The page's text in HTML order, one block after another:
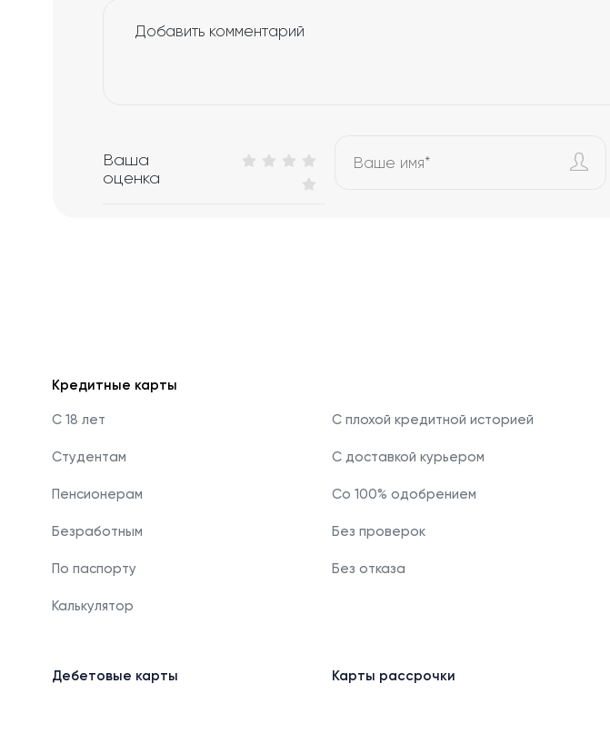
Ваша
оценка
Кредитные карты
С 18 лет С плохой кредитной историей
Студентам С доставкой курьером
Пенсионерам Со 100% одобрением
Безработным Без проверок
По паспорту Без отказа
Калькулятор
Дебетовые карты Карты рассрочки